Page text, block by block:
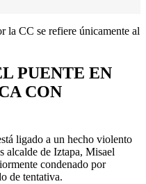
la CC se refiere únicamente al
PUENTE EN
CON
ligado a un hecho violento
alcalde de Iztapa, Misael
condenado por
de tentativa.